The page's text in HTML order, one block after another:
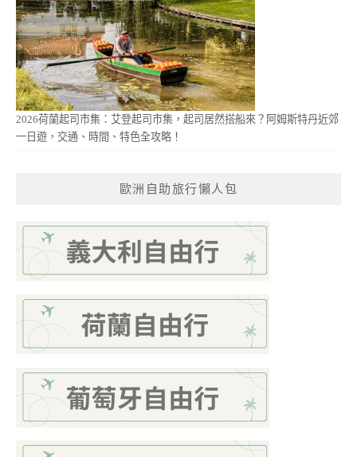
2026荷蘭起司市集：艾登起司市集，起司居然搭船來？阿姆斯特丹近郊
一日遊，交通、時間、特色全攻略！
歐洲自助旅行懶人包